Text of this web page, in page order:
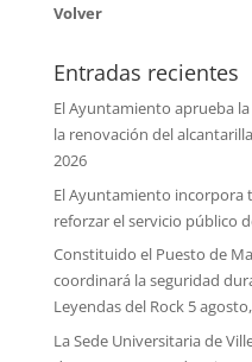
Volver
Entradas recientes
El Ayuntamiento aprueba
la renovación del
2026
El Ayuntamiento incorpora
reforzar el servicio público
Constituido el Puesto de
coordinará la seguridad
Leyendas del Rock 5
La Sede Universitaria de